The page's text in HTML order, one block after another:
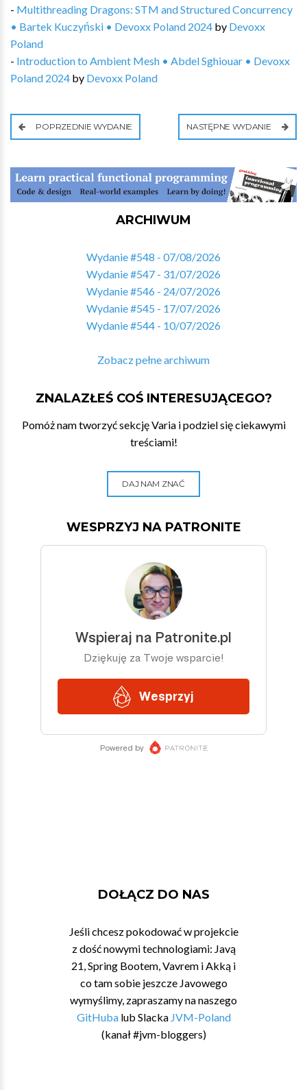
- Multithreading Dragons: STM and Structured Concurrency
• Bartek Kuczyński • Devoxx Poland 2024 by Devoxx
Poland
- Introduction to Ambient Mesh • Abdel Sghiouar • Devoxx
Poland 2024 by Devoxx Poland
POPRZEDNIE WYDANIE NASTĘPNE WYDANIE
ARCHIWUM
Wydanie #548 - 07/08/2026
Wydanie #547 - 31/07/2026
Wydanie #546 - 24/07/2026
Wydanie #545 - 17/07/2026
Wydanie #544 - 10/07/2026
Zobacz pełne archiwum
ZNALAZŁEŚ COŚ INTERESUJĄCEGO?
Pomóż nam tworzyć sekcję Varia i podziel się ciekawymi
treściami!
DAJ NAM ZNAĆ
WESPRZYJ NA PATRONITE
DOŁĄCZ DO NAS
Jeśli chcesz pokodować w projekcie
z dość nowymi technologiami: Javą
21, Spring Bootem, Vavrem i Akką i
co tam sobie jeszcze Javowego
wymyślimy, zapraszamy na naszego
GitHubalub Slacka JVM-Poland
(kanał #jvm-bloggers)